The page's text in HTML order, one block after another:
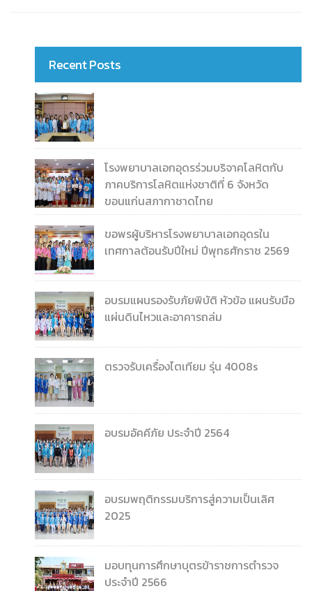
Recent Posts
โรงพยาบาลเอกอุดรร่วมบริจาคโลหิตกับ
ภาคบริการโลหิตแห่งชาติที่ 6 จังหวัด
ขอนแก่นสภากาชาดไทย
ขอพรผู้บริหารโรงพยาบาลเอกอุดรใน
เทศกาลต้อนรับปีใหม่ ปีพุทธศักราช 2569
อบรมแผนรองรับภัยพิบัติ หัวข้อ แผนรับมือ
แผ่นดินไหวและอาคารถล่ม
ตรวจรับเครื่องไตเทียม รุ่น 4008s
อบรมอัคคีภัย ประจำปี 2564
อบรมพฤติกรรมบริการสู่ความเป็นเลิศ
2025
มอบทุนการศึกษาบุตรข้าราชการตำรวจ
ประจำปี 2566